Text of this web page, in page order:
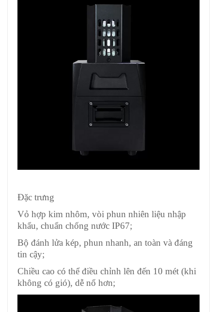
Đặc trưng
Vỏ hợp kim nhôm, vòi phun nhiên liệu nhập
khẩu, chuẩn chống nước IP67;
Bộ đánh lửa kép, phun nhanh, an toàn và đáng
tin cậy;
Chiều cao có thể điều chỉnh lên đến 10 mét (khi
không có gió), dễ nổ hơn;